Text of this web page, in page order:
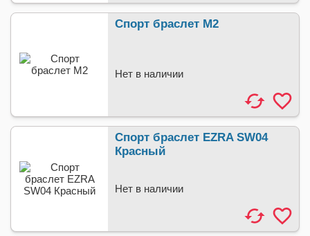
Спорт браслет M2
Нет в наличии
Спорт браслет EZRA SW04
Красный
Нет в наличии